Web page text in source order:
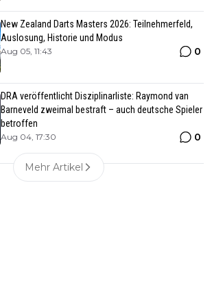
New Zealand Darts Masters 2026: Teilnehmerfeld,
Auslosung, Historie und Modus
Aug 05, 11:43 0
DRA veröffentlicht Disziplinarliste: Raymond van
Barneveld zweimal bestraft – auch deutsche Spieler
betroffen
Aug 04, 17:30 0
Mehr Artikel